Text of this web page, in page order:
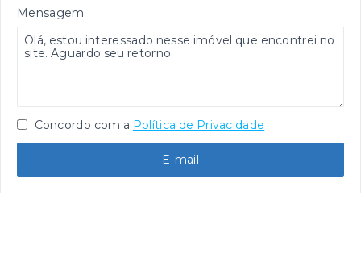
Mensagem
Concordo com a Política de Privacidade
E-mail